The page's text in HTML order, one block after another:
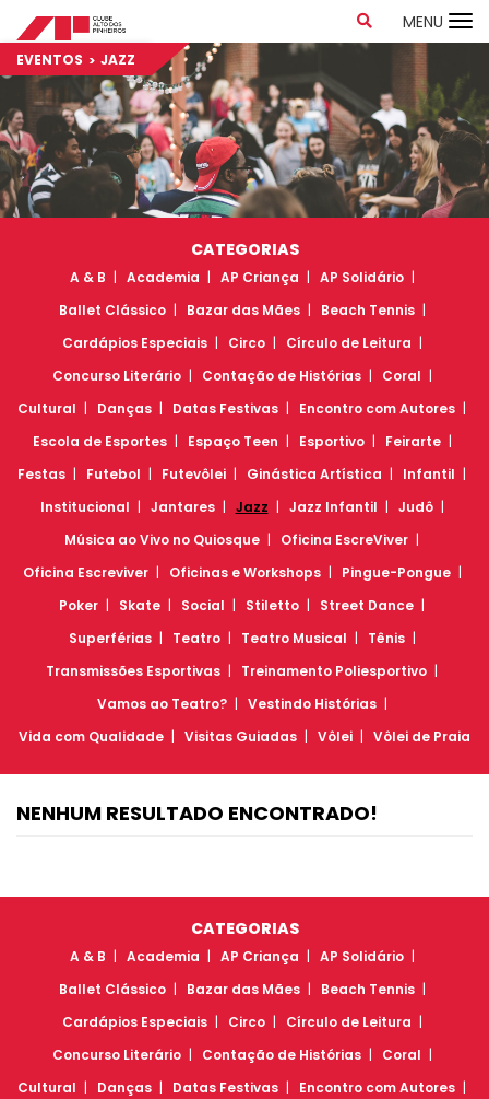
MENU
EVENTOS JAZZ
CATEGORIAS
A & B Academia AP Criança
AP Solidário
Ballet Clássico
Bazar das Mães
Beach Tennis
Cardápios Especiais
Circo
Círculo de Leitura
Concurso Literário
Contação de Histórias
Coral
Cultural
Danças Datas Festivas
Encontro com Autores
Escola de Esportes
Espaço Teen Esportivo
Feirarte
Festas
Futebol Futevôlei Ginástica Artística
Infantil
Institucional
Jantares Jazz Jazz Infantil
Judô
Música ao Vivo no Quiosque
Oficina EscreViver
Oficina Escreviver
Oficinas e Workshops
Pingue-Pongue
Poker
Skate Social Stiletto
Street Dance
Superférias
Teatro Teatro Musical
Tênis
Transmissões Esportivas
Treinamento Poliesportivo
Vamos ao Teatro?
Vestindo Histórias
Vida com Qualidade
Visitas Guiadas Vôlei Vôlei de Praia
NENHUM RESULTADO ENCONTRADO!
CATEGORIAS
A & B Academia AP Criança
AP Solidário
Ballet Clássico
Bazar das Mães
Beach Tennis
Cardápios Especiais
Circo
Círculo de Leitura
Concurso Literário
Contação de Histórias
Coral
Cultural
Danças Datas Festivas
Encontro com Autores